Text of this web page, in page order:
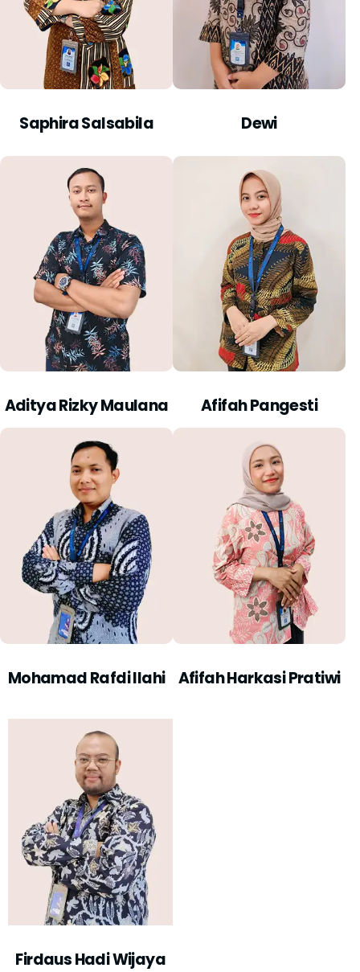
Saphira Salsabila Dewi
Aditya Rizky Maulana Afifah Pangesti
Mohamad Rafdi Ilahi Afifah Harkasi Pratiwi
Firdaus Hadi Wijaya